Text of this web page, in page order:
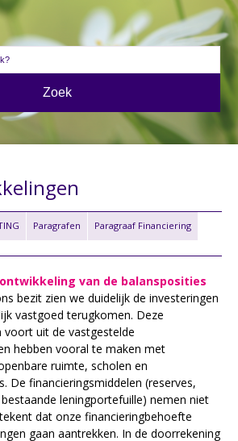
Paragrafen
Paragraaf Financiering
van de balansposities
bezit zien we duidelijk de investeringen
vastgoed terugkomen. Deze
voort uit de vastgestelde
hebben vooral te maken met
ruimte, scholen en
De financieringsmiddelen (reserves,
leningportefuille) nemen niet
dat onze financieringbehoefte
gaan aantrekken. In de doorrekening